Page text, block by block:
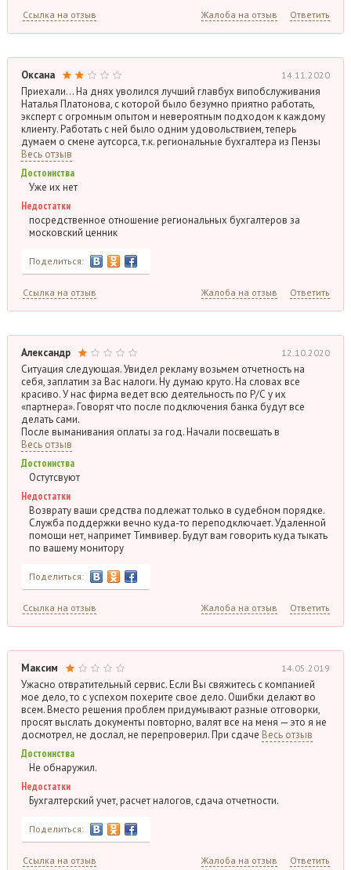
Ссылка на отзыв Жалоба на отзыв Ответить
Оксана 14.11.2020
Приехали… На днях уволился лучший главбух випобслуживания
Наталья Платонова, с которой было безумно приятно работать,
эксперт с огромным опытом и невероятным подходом к каждому
клиенту. Работать с ней было одним удовольствием, теперь
думаем о смене аутсорса, т.к. региональные бухгалтера из Пензы
Весь отзыв
Достоинства
Уже их нет
Недостатки
посредственное отношение региональных бухгалтеров за
московский ценник
Поделиться:
Ссылка на отзыв Жалоба на отзыв Ответить
Александр 12.10.2020
Ситуация следующая. Увидел рекламу возьмем отчетность на
себя, заплатим за Вас налоги. Ну думаю круто. На словах все
красиво. У нас фирма ведет всю деятельность по Р/С у их
«партнера». Говорят что после подключения банка будут все
делать сами.
После выманивания оплаты за год. Начали посвещать в
Весь отзыв
Достоинства
Остутсвуют
Недостатки
Возврату ваши средства подлежат только в судебном порядке.
Служба поддержки вечно куда-то переподключает. Удаленной
помощи нет, напримет Тимвивер. Будут вам говорить куда тыкать
по вашему монитору
Поделиться:
Ссылка на отзыв Жалоба на отзыв Ответить
Максим 14.05.2019
Ужасно отвратительный сервис. Если Вы свяжитесь с компанией
мое дело, то с успехом похерите свое дело. Ошибки делают во
всем. Вместо решения проблем придумывают разные отговорки,
просят выслать документы повторно, валят все на меня — это я не
досмотрел, не дослал, не перепроверил. При сдаче Весь отзыв
Достоинства
Не обнаружил.
Недостатки
Бухгалтерский учет, расчет налогов, сдача отчетности.
Поделиться:
Ссылка на отзыв Жалоба на отзыв Ответить